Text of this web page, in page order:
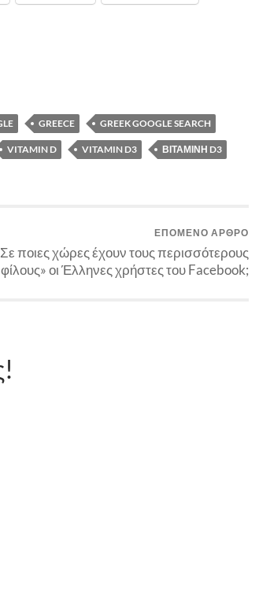
GREECE GREEK GOOGLE SEARCH
VITAMIN D VITAMIN D3 ΒΙΤΑΜΊΝΗ D3
ΕΠΌΜΕΝΟ ΆΡΘΡΟ
Σε ποιες χώρες έχουν τους περισσότερους
οι Έλληνες χρήστες του Facebook;